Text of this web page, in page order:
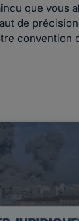
que vous
de
convention